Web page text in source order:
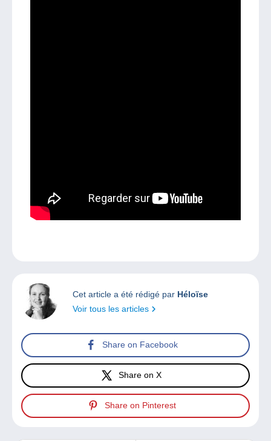
Cet article a été rédigé par Héloïse
Voir tous les articles
Share on Facebook
Share on X
Share on Pinterest